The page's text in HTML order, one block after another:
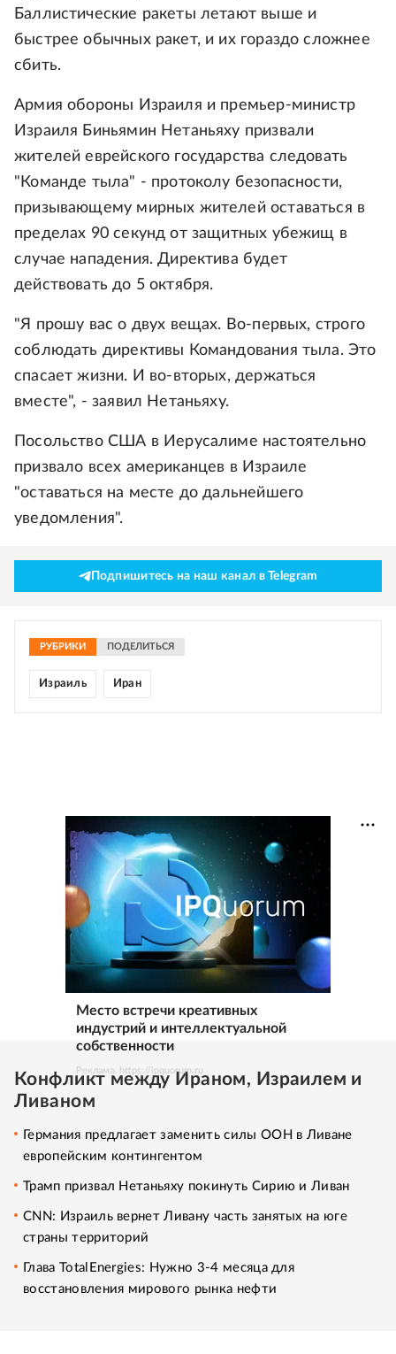
Баллистические ракеты летают выше и
быстрее обычных ракет, и их гораздо сложнее
сбить.
Армия обороны Израиля и премьер-министр
Израиля Биньямин Нетаньяху призвали
жителей еврейского государства следовать
"Команде тыла" - протоколу безопасности,
призывающему мирных жителей оставаться в
пределах 90 секунд от защитных убежищ в
случае нападения. Директива будет
действовать до 5 октября.
"Я прошу вас о двух вещах. Во-первых, строго
соблюдать директивы Командования тыла. Это
спасает жизни. И во-вторых, держаться
вместе", - заявил Нетаньяху.
Посольство США в Иерусалиме настоятельно
призвало всех американцев в Израиле
"оставаться на месте до дальнейшего
уведомления".
Подпишитесь на наш канал в Telegram
РУБРИКИ ПОДЕЛИТЬСЯ
Израиль Иран
Место встречи креативных
индустрий и интеллектуальной
собственности
Реклама. https://ipquorum.ru
Конфликт между Ираном, Израилем и
Ливаном
Германия предлагает заменить силы ООН в Ливане
европейским контингентом
Трамп призвал Нетаньяху покинуть Сирию и Ливан
CNN: Израиль вернет Ливану часть занятых на юге
страны территорий
Глава TotalEnergies: Нужно 3-4 месяца для
восстановления мирового рынка нефти